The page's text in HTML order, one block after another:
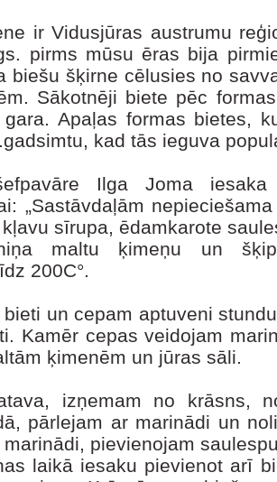
ir Vidusjūras austrumu
pirms mūsu ēras bija
biešu šķirne cēlusies no
Sākotnēji biete pēc
Apaļas formas bietes,
kad tās ieguva
Ilga Joma
„Sastāvdaļām
sīrupa, ēdamkarote
maltu ķimeņu un
200C°.
bieti un cepam aptuveni
Kamēr cepas veidojam
ķimenēm un jūras sāli.
izņemam no krāsns,
pārlejam ar marinādi un
pievienojam
laikā iesaku pievienot arī